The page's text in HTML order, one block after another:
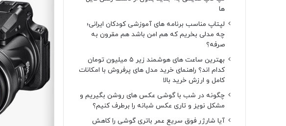
ها
لپتاپ مناسب برنامه های آموزشی کودکان ایرانی؛
چه مدلی بخریم که هم امن باشد هم مقرون به
صرفه؟
بهترین ساعت های هوشمند زیر ۵ میلیون تومان
کدام اند؟ راهنمای خرید مدل های پرفروش با امکانات
کامل و ارزش خرید بالا
چگونه در شب با گوشی عکس های روشن بگیریم و
مشکل نویز و تاری عکس شبانه را برطرف کنیم؟
آیا شارژر فوق سریع عمر باتری گوشی را کاهش